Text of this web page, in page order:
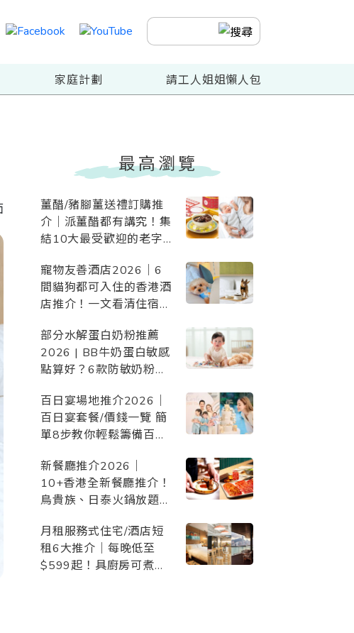
家庭計劃 請工人姐姐懶人包
最高瀏覽
薑醋/豬腳薑送禮訂購推
介｜派薑醋都有講究！集
結10大最受歡迎的老字
薑醋
寵物友善酒店2026｜6
間貓狗都可入住的香港酒
店推介！一文看清住宿優
心Staycation/慶生/度假
部分水解蛋白奶粉推薦
2026 | BB牛奶蛋白敏感
點算好？6款防敏奶粉比
百日宴場地推介2026｜
百日宴套餐/價錢一覽 簡
單8步教你輕鬆籌備百日
Checklist 準備清單
新餐廳推介2026｜
10+香港全新餐廳推介！
鳥貴族、日泰火鍋放題、
約會/朋友聚會/家庭聚
餐/慶祝必去
月租服務式住宅/酒店短
租6大推介｜每晚低至
$599起！具廚房可煮